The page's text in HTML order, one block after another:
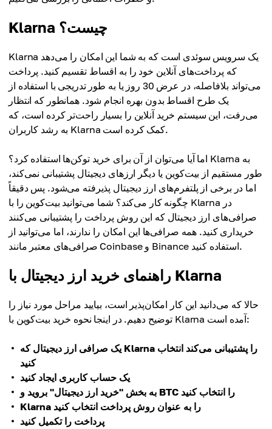
Klarna چیست؟
Klarna یک سرویس سوئدی است که به شما این امکان را می‌دهد
که پرداخت‌های آنلاین خود را به اقساط تقسیم کنید. پرداخت
می‌تواند بلافاصله، در عرض 30 روز یا به طور تدریجی با استفاده از
یک طرح اقساط بدون بهره انجام شود. همانطور که انتظار
می‌رفت، این سیستم خرید آنلاین را بسیار راحت‌تر کرده است، که
به رشد کاربران Klarna کمک کرده است.
اما آیا می‌توان از آن برای خرید توکن‌ها استفاده کرد؟ Klarna به
طور مستقیم از بیت‌کوین یا دیگر ارزهای دیجیتال پشتیبانی نمی‌کند،
اما در برخی از پلتفرم‌های ارز دیجیتال پذیرفته می‌شود. پس دقیقاً
چگونه کار می‌کند؟ شما می‌توانید بیت‌کوین را با Klarna در
صرافی‌های ارز دیجیتال که این روش پرداخت را پشتیبانی می‌کنند
خریداری کنید. همه صرافی‌ها این امکان را ندارند، اما می‌توانید از
صرافی‌های معتبر مانند Coinbase و Binance استفاده کنید.
راهنمای خرید ارز دیجیتال با Klarna
حالا که می‌دانید این کار امکان‌پذیر است، بیایید مراحل مورد نیاز را
توضیح دهیم. در اینجا نحوه خرید بیت‌کوین با Klarna آمده است:
یک صرافی ارز دیجیتال که Klarna را پشتیبانی می‌کند انتخاب
کنید
یک حساب کاربری ایجاد کنید
به بخش "خرید ارز دیجیتال" بروید و BTC را انتخاب کنید
Klarna را به عنوان روش پرداخت انتخاب کنید
پرداخت را تکمیل کنید